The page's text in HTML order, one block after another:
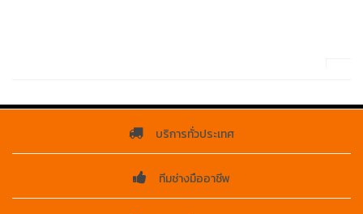
บริการทั่วประเทศ
ทีมช่างมืออาชีพ